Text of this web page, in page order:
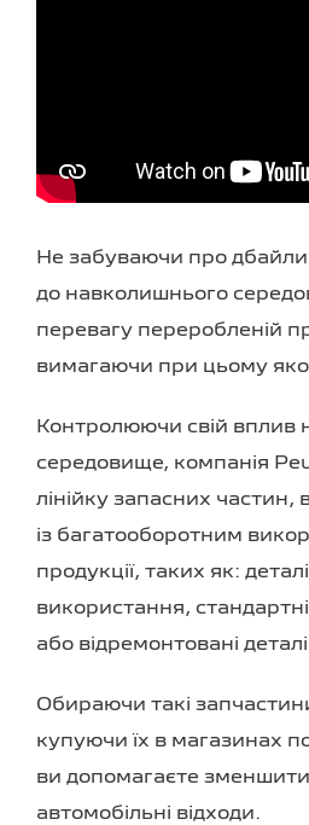
Не забуваючи про
до навколишнього
перевагу переробленій
вимагаючи при цьому
Контролюючи свій вплив
середовище, компанія
лінійку запасних частин,
із багатооборотним
продукції, таких як:
використання, стандартні
або відремонтовані
Обираючи такі
купуючи їх в магазинах
ви допомагаєте
автомобільні відходи.